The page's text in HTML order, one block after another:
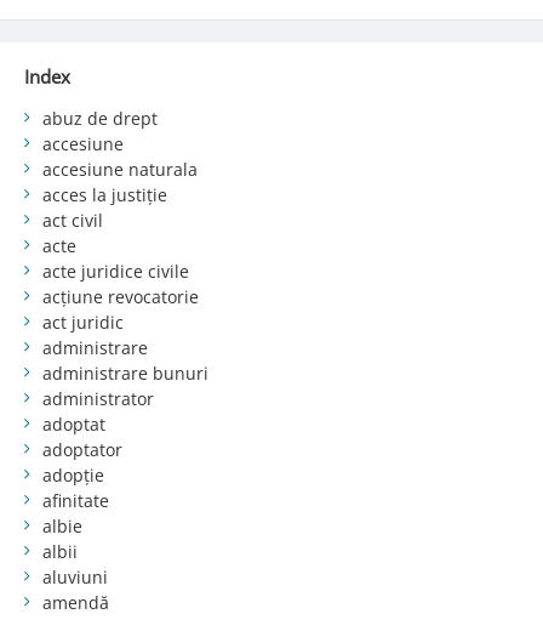
Index
abuz de drept
accesiune
accesiune naturala
acces la justiție
act civil
acte
acte juridice civile
acțiune revocatorie
act juridic
administrare
administrare bunuri
administrator
adoptat
adoptator
adopție
afinitate
albie
albii
aluviuni
amendă